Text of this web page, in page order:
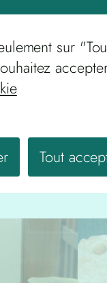
que le
pratiquaient
sur
Tout